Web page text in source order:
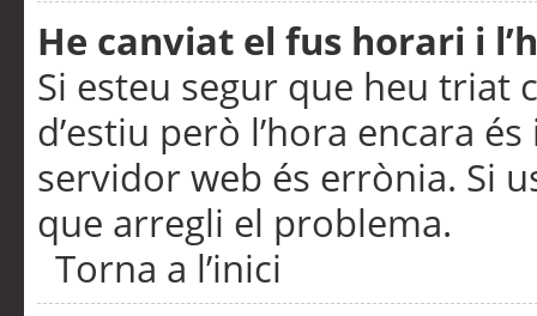
He canviat el fus horari i
Si esteu segur que heu triat
d’estiu però l’hora encara
servidor web és errònia. Si
que arregli el problema.
Torna a l’inici